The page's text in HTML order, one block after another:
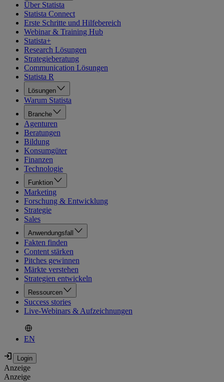
Über Statista
Statista Connect
Erste Schritte und Hilfebereich
Webinar & Training Hub
Statista+
Research Lösungen
Strategieberatung
Communication Lösungen
Statista R
Lösungen
Warum Statista
Branche
Agenturen
Beratungen
Bildung
Konsumgüter
Finanzen
Technologie
Funktion
Marketing
Forschung & Entwicklung
Strategie
Sales
Anwendungsfall
Fakten finden
Content stärken
Pitches gewinnen
Märkte verstehen
Strategien entwickeln
Ressourcen
Success stories
Live-Webinars & Aufzeichnungen
EN
Anzeige
Anzeige